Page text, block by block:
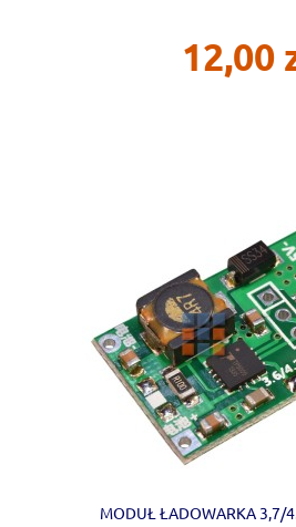
12,00
MODUŁ ŁADOWARKA 3,7/